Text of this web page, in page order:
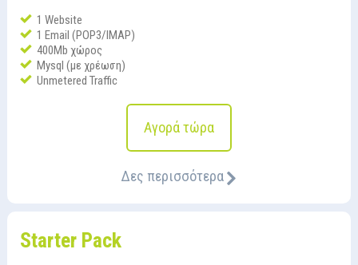
1 Website
1 Email (POP3/IMAP)
400Mb χώρος
Mysql (με χρέωση)
Unmetered Traffic
Αγορά τώρα
Δες περισσότερα
Starter Pack